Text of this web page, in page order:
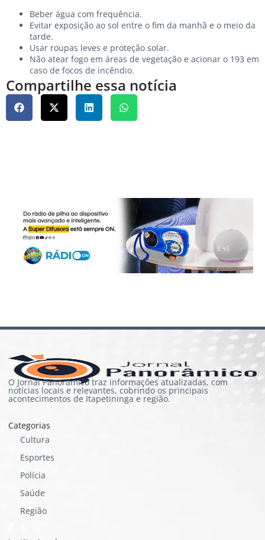
Beber água com frequência.
Evitar exposição ao sol entre o fim da manhã e o meio da
tarde.
Usar roupas leves e proteção solar.
Não atear fogo em áreas de vegetação e acionar o 193 em
caso de focos de incêndio.
Compartilhe essa notícia
O Jornal Panorâmico traz informações atualizadas, com
notícias locais e relevantes, cobrindo os principais
acontecimentos de Itapetininga e região.
Categorias
Cultura
Esportes
Polícia
Saúde
Região